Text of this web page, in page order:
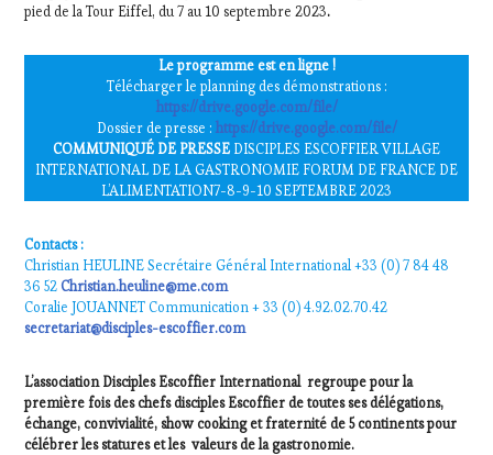
SOMMELIER,
INTERNATIONAUX,
,
VOUCHER,
WINE
WINE
TOURISM
TOUR,
WINETASTINGVOUCHER.COM
pied de la Tour Eiffel, du 7 au 10 septembre 2023.
Le programme est en ligne !
Télécharger le planning des démonstrations :
https://drive.google.com/file/
Dossier de presse : https://drive.google.com/file/
COMMUNIQUÉ DE PRESSE DISCIPLES ESCOFFIER VILLAGE
INTERNATIONAL DE LA GASTRONOMIE FORUM DE FRANCE DE
L’ALIMENTATION7-8-9-10 SEPTEMBRE 2023
Contacts :
Christian HEULINE Secrétaire Général International +33 (0) 7 84 48
36 52Christian.heuline@me.com
Coralie JOUANNET Communication + 33 (0) 4.92.02.70.42
secretariat@disciples-escoffier.com
L’association Disciples Escoffier International regroupe pour la
première fois des chefs disciples Escoffier de toutes ses délégations,
échange, convivialité, show cooking et fraternité de 5 continents pour
célébrer les statures et les valeurs de la gastronomie.